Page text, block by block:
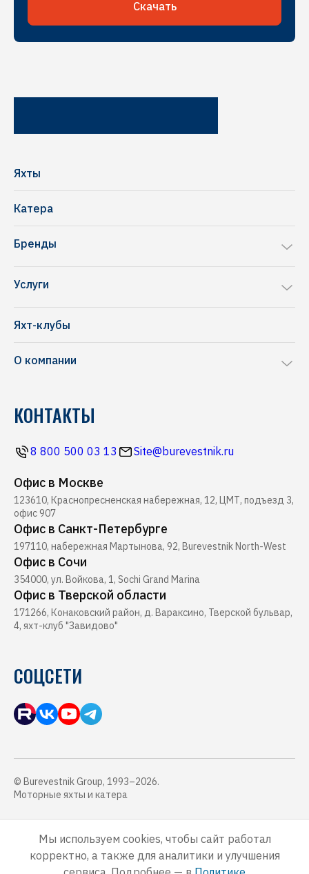
Скачать
© Burevestnik Group, 1993–2026.
Моторные яхты и катера
Яхты
Катера
Бренды
Frauscher
Ferretti
Все бренды
Услуги
Комиссионная продажа
Строительство марин
Журнал Yachting
Хелипорт Буревестник
Seabob
Яхт-клубы
О компании
Новости
КОНТАКТЫ
8 800 500 03 13 Site@burevestnik.ru
Офис в Москве
123610, Краснопресненская набережная, 12, ЦМТ, подъезд 3,
офис 907
Офис в Санкт-Петербурге
197110, набережная Мартынова, 92, Burevestnik North-West
Офис в Сочи
354000, ул. Войкова, 1, Sochi Grand Marina
Офис в Тверской области
171266, Конаковский район, д. Вараксино, Тверской бульвар,
4, яхт-клуб "Завидово"
СОЦСЕТИ
Обращаем Ваше внимание, что данный интернет-сайт, а также вся
информация о товарах, услугах и ценах, предоставленная на нём,
носит исключительно информационный характер и ни при каких
условиях не является публичной офертой, определяемой
положениями Статьи 437 Гражданского кодекса Российской
Мы используем cookies, чтобы сайт работал
корректно, а также для аналитики и улучшения